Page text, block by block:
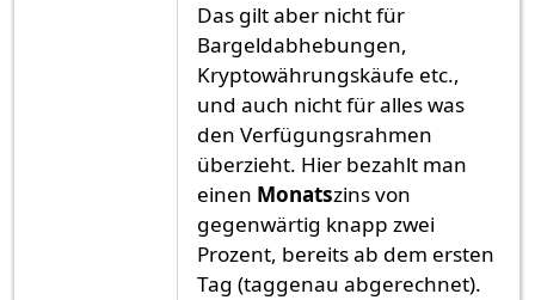
Das gilt aber nicht für
Bargeldabhebungen,
Kryptowährungskäufe etc.,
und auch nicht für alles was
den Verfügungsrahmen
überzieht. Hier bezahlt man
einen Monatszins von
gegenwärtig knapp zwei
Prozent, bereits ab dem ersten
Tag (taggenau abgerechnet).